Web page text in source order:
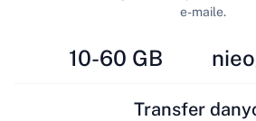
10-60 GB
e-maile.
Transfer